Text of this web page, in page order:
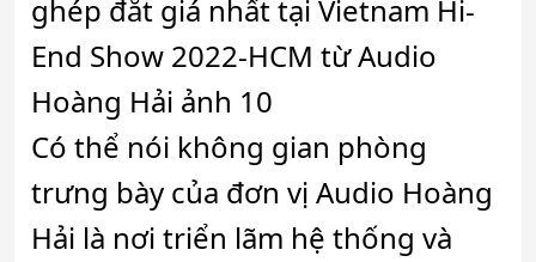
Có thể nói không gian phòng
trưng bày của đơn vị Audio Hoàng
Hải là nơi triển lãm hệ thống và